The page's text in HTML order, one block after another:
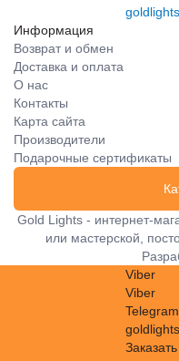
Информация
Возврат и обмен
Доставка и оплата
О нас
Контакты
Карта сайта
Производители
Подарочные сертификаты
Gold Lights - интернет-
или мастерской,
Viber
Viber
Telegram